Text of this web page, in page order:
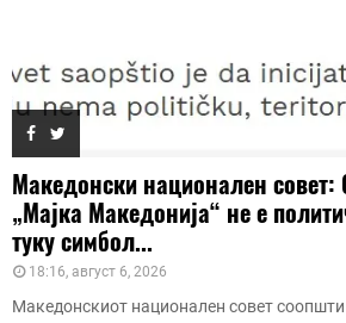
Македонски национален совет:
„Мајка Македонија“ не е
туку симбол...
18:16, август 6, 2026
Македонскиот национален совет соопшти